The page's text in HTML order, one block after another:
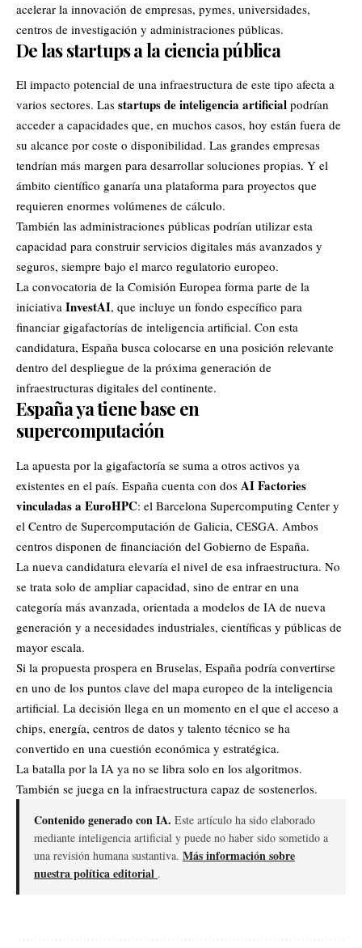
acelerar la innovación de empresas, pymes, universidades,
centros de investigación y administraciones públicas.
De las startups a la ciencia pública
El impacto potencial de una infraestructura de este tipo afecta a
varios sectores. Las startups de inteligencia artificial podrían
acceder a capacidades que, en muchos casos, hoy están fuera de
su alcance por coste o disponibilidad. Las grandes empresas
tendrían más margen para desarrollar soluciones propias. Y el
ámbito científico ganaría una plataforma para proyectos que
requieren enormes volúmenes de cálculo.
También las administraciones públicas podrían utilizar esta
capacidad para construir servicios digitales más avanzados y
seguros, siempre bajo el marco regulatorio europeo.
La convocatoria de la Comisión Europea forma parte de la
iniciativa InvestAI, que incluye un fondo específico para
financiar gigafactorías de inteligencia artificial. Con esta
candidatura, España busca colocarse en una posición relevante
dentro del despliegue de la próxima generación de
infraestructuras digitales del continente.
España ya tiene base en
supercomputación
La apuesta por la gigafactoría se suma a otros activos ya
existentes en el país. España cuenta con dos AI Factories
vinculadas a EuroHPC: el Barcelona Supercomputing Center y
el Centro de Supercomputación de Galicia, CESGA. Ambos
centros disponen de financiación del Gobierno de España.
La nueva candidatura elevaría el nivel de esa infraestructura. No
se trata solo de ampliar capacidad, sino de entrar en una
categoría más avanzada, orientada a modelos de IA de nueva
generación y a necesidades industriales, científicas y públicas de
mayor escala.
Si la propuesta prospera en Bruselas, España podría convertirse
en uno de los puntos clave del mapa europeo de la inteligencia
artificial. La decisión llega en un momento en el que el acceso a
chips, energía, centros de datos y talento técnico se ha
convertido en una cuestión económica y estratégica.
La batalla por la IA ya no se libra solo en los algoritmos.
También se juega en la infraestructura capaz de sostenerlos.
Contenido generado con IA. Este artículo ha sido elaborado
mediante inteligencia artificial y puede no haber sido sometido a
una revisión humana sustantiva. Más información sobre
nuestra política editorial .